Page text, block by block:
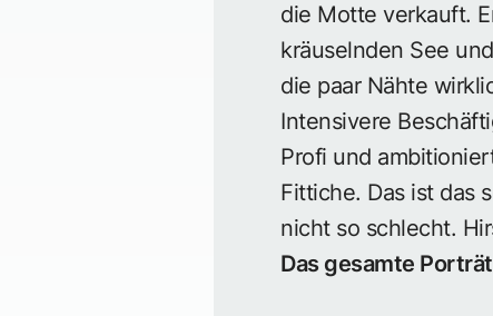
die Motte verkauft.
kräuselnden See
die paar Nähte
Intensivere
Profi und
Fittiche. Das ist das
nicht so schlecht.
Das gesamte